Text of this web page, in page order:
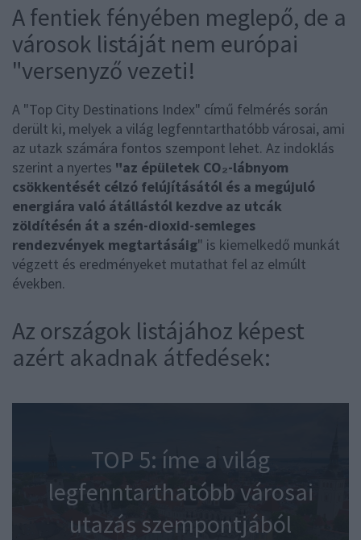
A fentiek fényében meglepő, de a
városok listáját nem európai
"versenyző vezeti!
A "Top City Destinations Index" című felmérés során
derült ki, melyek a világ legfenntarthatóbb városai, ami
az utazk számára fontos szempont lehet. Az indoklás
szerint a nyertes "az épületek CO₂-lábnyom
csökkentését célzó felújításától és a megújuló
energiára való átállástól kezdve az utcák
zöldítésén át a szén-dioxid-semleges
rendezvények megtartásáig" is kiemelkedő munkát
végzett és eredményeket mutathat fel az elmúlt
években.
Az országok listájához képest
azért akadnak átfedések:
TOP 5: íme a világ
legfenntarthatóbb városai
utazás szempontjából